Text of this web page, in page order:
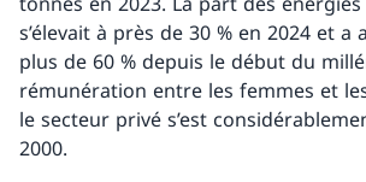
s’élevait à près de 30 % en 2024 et a
plus de 60 % depuis le début du
rémunération entre les femmes et
le secteur privé s’est
2000.